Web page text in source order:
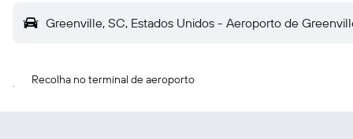
Greenville, SC, Estados Unidos - Aeroporto de
Recolha no terminal de aeroporto